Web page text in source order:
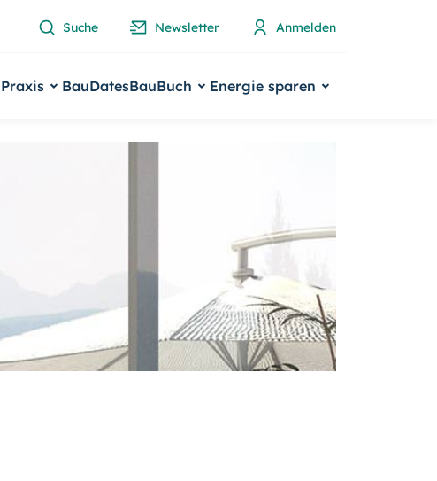
Suche Newsletter Anmelden
Praxis BauDatesBauBuch Energie sparen